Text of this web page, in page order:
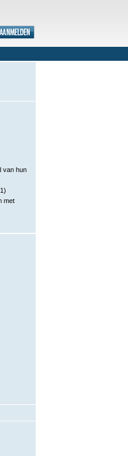
van hun
met